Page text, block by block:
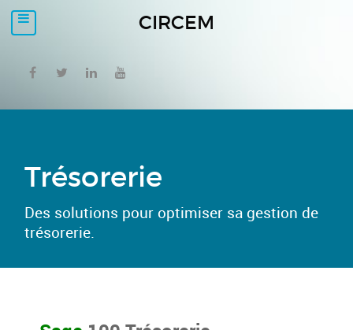
CIRCEM
Trésorerie
Des solutions pour optimiser sa gestion de
trésorerie.